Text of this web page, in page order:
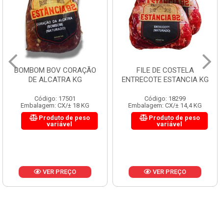
BOMBOM BOV CORAÇÃO
DE ALCATRA KG
Código: 17501
Embalagem: CX/± 18 KG
Produto de peso
variável
VER PREÇO
FILE DE COSTELA
ENTRECOTE ESTANCIA KG
Código: 18299
Embalagem: CX/± 14,4 KG
Produto de peso
variável
VER PREÇO